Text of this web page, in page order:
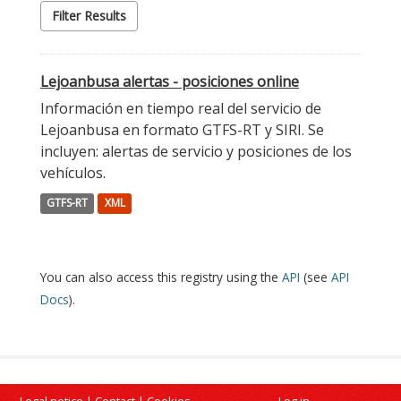
Filter Results
Lejoanbusa alertas - posiciones online
Información en tiempo real del servicio de
Lejoanbusa en formato GTFS-RT y SIRI. Se
incluyen: alertas de servicio y posiciones de los
vehículos.
GTFS-RT XML
You can also access this registry using the API (see API
Docs).